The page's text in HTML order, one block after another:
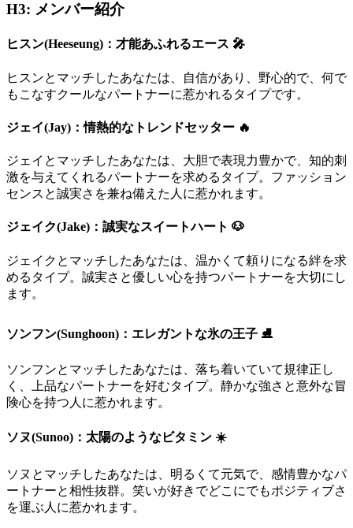
H3: メンバー紹介
ヒスン(Heeseung)：才能あふれるエース 🎤
ヒスンとマッチしたあなたは、自信があり、野心的で、何で
もこなすクールなパートナーに惹かれるタイプです。
ジェイ(Jay)：情熱的なトレンドセッター 🔥
ジェイとマッチしたあなたは、大胆で表現力豊かで、知的刺
激を与えてくれるパートナーを求めるタイプ。ファッション
センスと誠実さを兼ね備えた人に惹かれます。
ジェイク(Jake)：誠実なスイートハート 🐶
ジェイクとマッチしたあなたは、温かくて頼りになる絆を求
めるタイプ。誠実さと優しい心を持つパートナーを大切にし
ます。
ソンフン(Sunghoon)：エレガントな氷の王子 ⛸️
ソンフンとマッチしたあなたは、落ち着いていて規律正し
く、上品なパートナーを好むタイプ。静かな強さと意外な冒
険心を持つ人に惹かれます。
ソヌ(Sunoo)：太陽のようなビタミン ☀️
ソヌとマッチしたあなたは、明るくて元気で、感情豊かなパ
ートナーと相性抜群。笑いが好きでどこにでもポジティブさ
を運ぶ人に惹かれます。